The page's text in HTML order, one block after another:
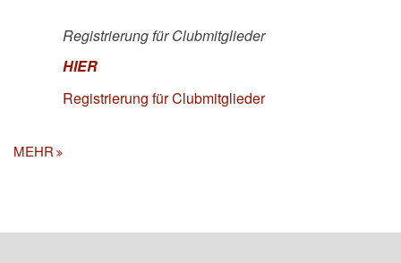
Registrierung für Clubmitglieder
HIER
Registrierung für Clubmitglieder
MEHR